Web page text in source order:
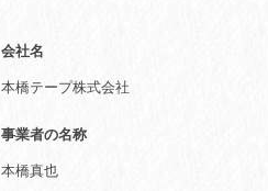
会社名
本橋テープ株式会社
事業者の名称
本橋真也